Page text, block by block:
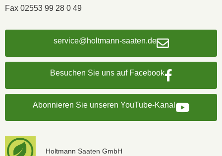
Fax 02553 99 28 0 49
service@holtmann-saaten.de
Besuchen Sie uns auf Facebook
Abonnieren Sie unseren YouTube-Kanal
Holtmann Saaten GmbH